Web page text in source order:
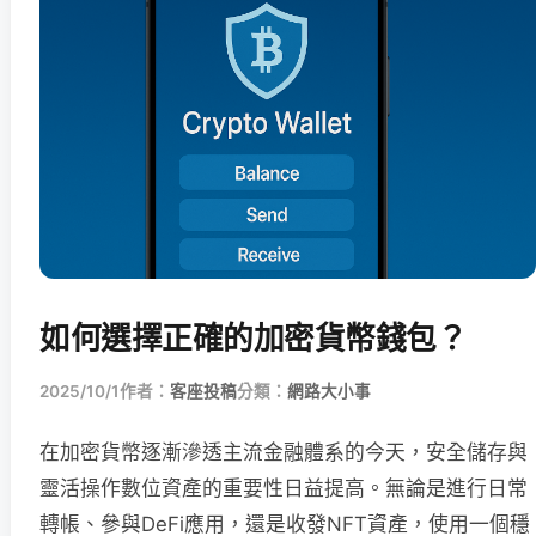
如何選擇正確的加密貨幣錢包？
2025/10/1作者： 客座投稿分類： 網路大小事
在加密貨幣逐漸滲透主流金融體系的今天，安全儲存與
靈活操作數位資產的重要性日益提高。無論是進行日常
轉帳、參與DeFi應用，還是收發NFT資產，使用一個穩